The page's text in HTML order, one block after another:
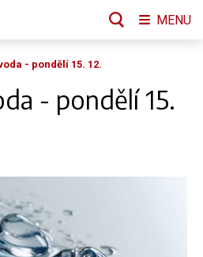
- pondělí 15. 12.
- pondělí 15.
MENU